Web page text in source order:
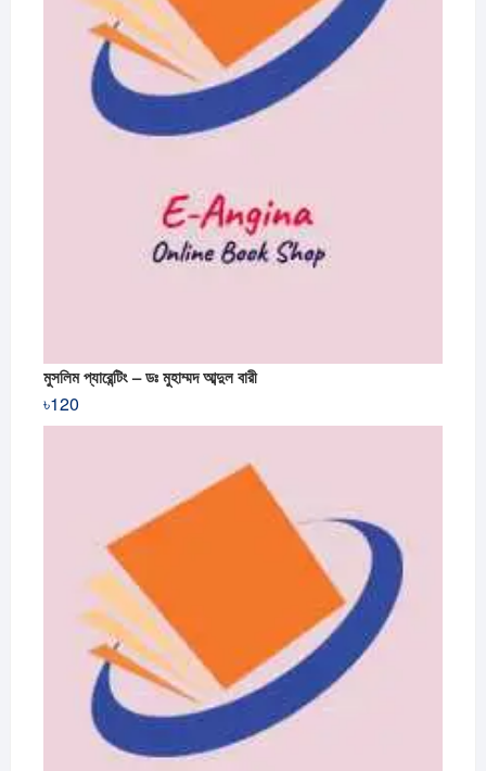
মুসলিম প্যারেন্টিং – ডঃ মুহাম্মদ আব্দুল বারী
৳120